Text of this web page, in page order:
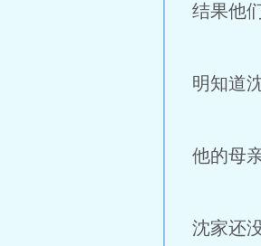
结果他
明知道
他的母
沈家还